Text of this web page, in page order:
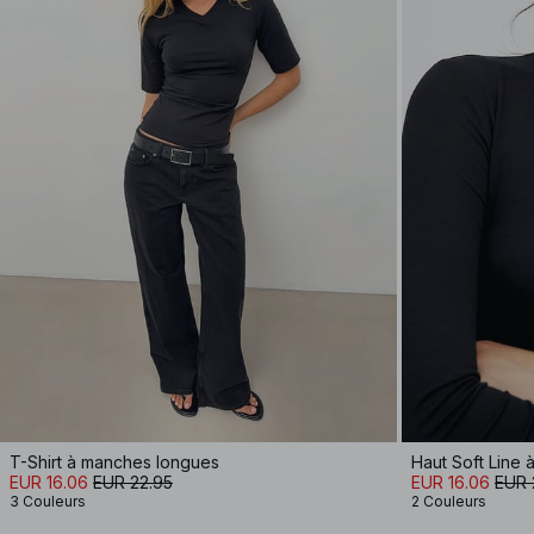
T-Shirt à manches longues
EUR 16.06 EUR 22.95
3 Couleurs
EUR 16.06 EUR
2 Couleurs